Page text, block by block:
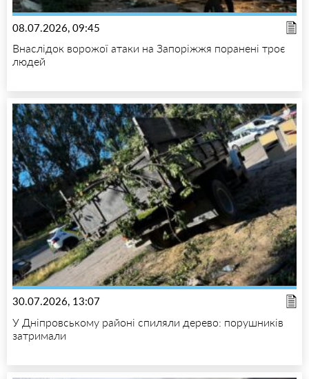
08.07.2026, 09:45
Внаслідок ворожої атаки на Запоріжжя поранені троє
людей
30.07.2026, 13:07
У Дніпровському районі спиляли дерево: порушників
затримали